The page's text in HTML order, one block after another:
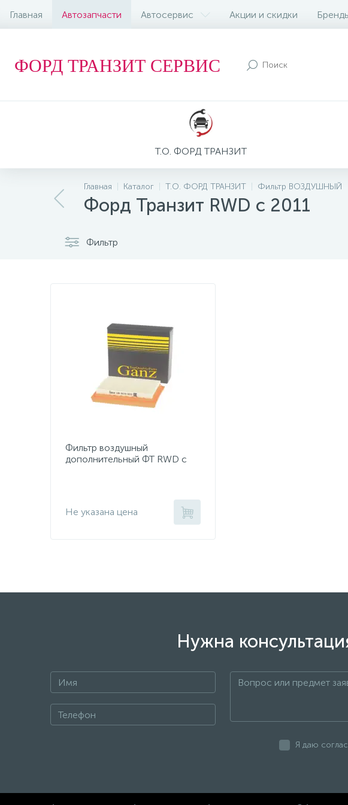
Главная Автозапчасти Автосервис Акции и скидки
ФОРД ТРАНЗИТ СЕРВИС
Т.О. ФОРД ТРАНЗИТ
Главная Каталог Т.О. ФОРД ТРАНЗИТ Фильтр ВОЗДУШНЫЙ
Форд Транзит RWD c 2011
Фильтр
Фильтр воздушный
дополнительный ФТ RWD c
Не указана цена
Нужна
Я даю